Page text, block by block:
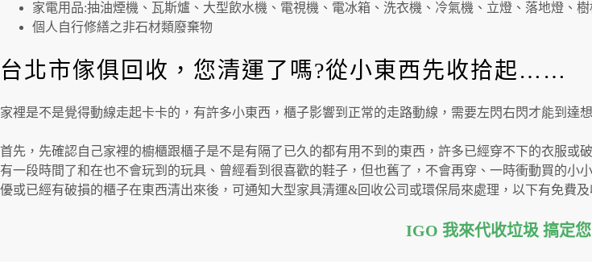
家電用品:抽油煙機、瓦斯爐、大型飲水機、電視機、電冰箱、洗衣機、冷氣機、立燈、落地燈、樹
個人自行修繕之非石材類廢棄物
台北市傢俱回收，您清運了嗎?從小東西先收拾起……
家裡是不是覺得動線走起卡卡的，有許多小東西，櫃子影響到正常的走路動線，需要左閃右閃才能到達
首先，先確認自己家裡的櫥櫃跟櫃子是不是有隔了已久的都有用不到的東西，許多已經穿不下的衣服
有一段時間了和在也不會玩到的玩具、曾經看到很喜歡的鞋子，但也舊了，不會再穿、一時衝動買的
優或已經有破損的櫃子在東西清出來後，可通知大型家具清運&回收公司或環保局來處理，以下有免
IGO 我來代收垃圾 搞定